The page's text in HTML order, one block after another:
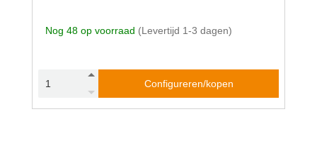
Nog 48 op voorraad (Levertijd 1-3 dagen)
Configureren/kopen